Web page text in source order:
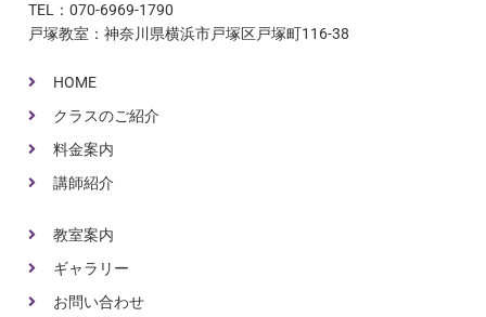
TEL：070-6969-1790
戸塚教室：神奈川県横浜市戸塚区戸塚町116-38
HOME
クラスのご紹介
料金案内
講師紹介
教室案内
ギャラリー
お問い合わせ